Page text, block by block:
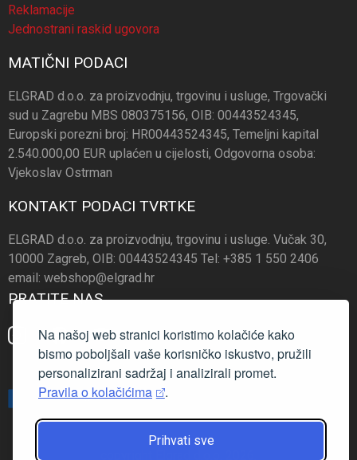
Na našoj web stranici koristimo kolačiće kako
bismo poboljšali vaše korisničko iskustvo, pružili
personalizirani sadržaj i analizirali promet.
Pravila o kolačićima
.
Prihvati sve
Reklamacije
Jednostrani raskid ugovora
MATIČNI PODACI
ELGRAD d.o.o. za proizvodnju, trgovinu i usluge, Trgovački
sud u Zagrebu MBS 080375156, OIB: 00443524345,
Europski porezni broj: HR00443524345, Temeljni kapital
2.540.000,00 EUR uplaćen u cijelosti, Odgovorna osoba:
Vjekoslav Ostrman
KONTAKT PODACI TVRTKE
ELGRAD d.o.o. za proizvodnju, trgovinu i usluge. Vučak 30,
10000 Zagreb, OIB: 00443524345 Tel: +385 1 550 2406
email: webshop@elgrad.hr
PRATITE NAS